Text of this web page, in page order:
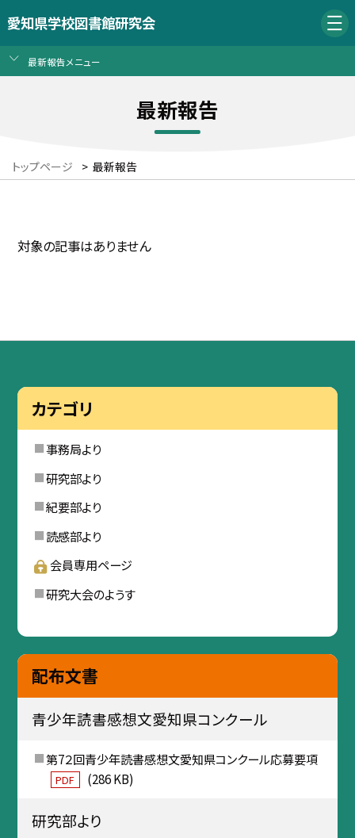
愛知県学校図書館研究会
最新報告メニュー
最新報告
トップページ > 最新報告
対象の記事はありません
カテゴリ
事務局より
研究部より
紀要部より
読感部より
会員専用ページ
研究大会のようす
配布文書
青少年読書感想文愛知県コンクール
第7２回青少年読書感想文愛知県コンクール応募要項
PDF (286 KB)
研究部より